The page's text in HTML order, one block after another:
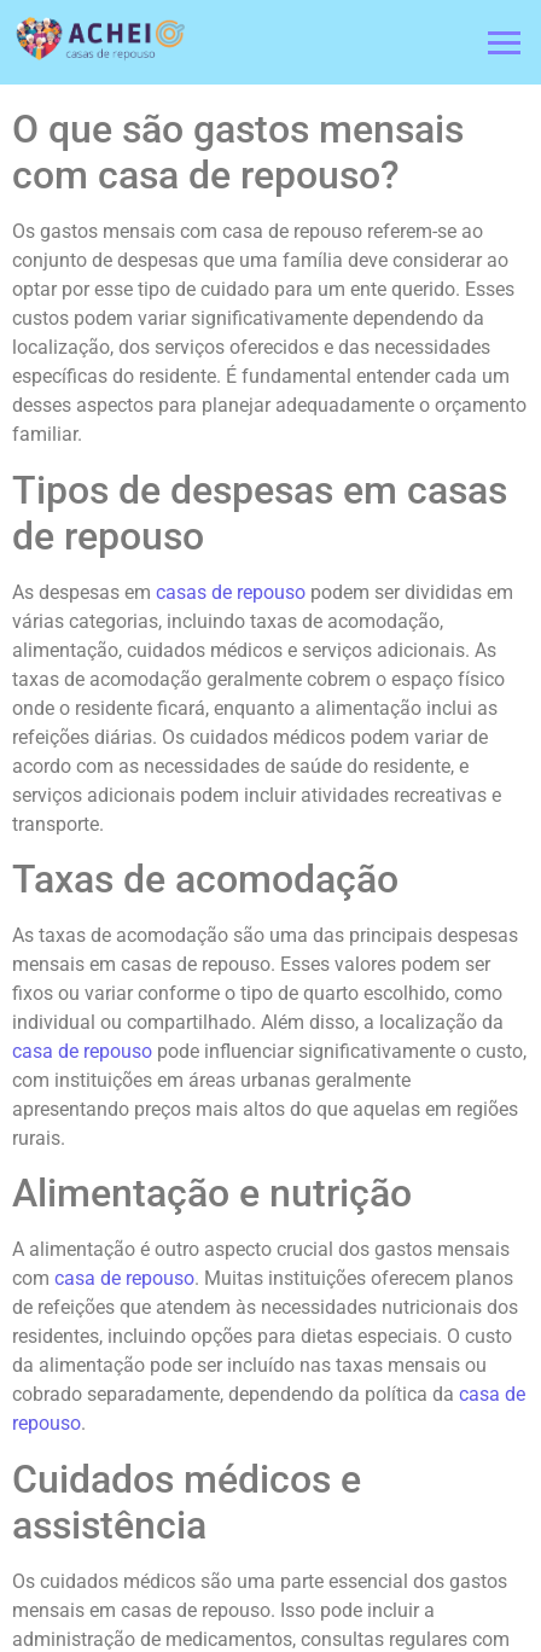
O que são gastos mensais
com casa de repouso?
Os gastos mensais com casa de repouso referem-se ao
conjunto de despesas que uma família deve considerar ao
optar por esse tipo de cuidado para um ente querido. Esses
custos podem variar significativamente dependendo da
localização, dos serviços oferecidos e das necessidades
específicas do residente. É fundamental entender cada um
desses aspectos para planejar adequadamente o orçamento
familiar.
Tipos de despesas em casas
de repouso
As despesas em casas de repouso podem ser divididas em
várias categorias, incluindo taxas de acomodação,
alimentação, cuidados médicos e serviços adicionais. As
taxas de acomodação geralmente cobrem o espaço físico
onde o residente ficará, enquanto a alimentação inclui as
refeições diárias. Os cuidados médicos podem variar de
acordo com as necessidades de saúde do residente, e
serviços adicionais podem incluir atividades recreativas e
transporte.
Taxas de acomodação
As taxas de acomodação são uma das principais despesas
mensais em casas de repouso. Esses valores podem ser
fixos ou variar conforme o tipo de quarto escolhido, como
individual ou compartilhado. Além disso, a localização da
casa de repouso pode influenciar significativamente o custo,
com instituições em áreas urbanas geralmente
apresentando preços mais altos do que aquelas em regiões
rurais.
Alimentação e nutrição
A alimentação é outro aspecto crucial dos gastos mensais
com casa de repouso. Muitas instituições oferecem planos
de refeições que atendem às necessidades nutricionais dos
residentes, incluindo opções para dietas especiais. O custo
da alimentação pode ser incluído nas taxas mensais ou
cobrado separadamente, dependendo da política da casa de
repouso.
Cuidados médicos e
assistência
Os cuidados médicos são uma parte essencial dos gastos
mensais em casas de repouso. Isso pode incluir a
administração de medicamentos, consultas regulares com